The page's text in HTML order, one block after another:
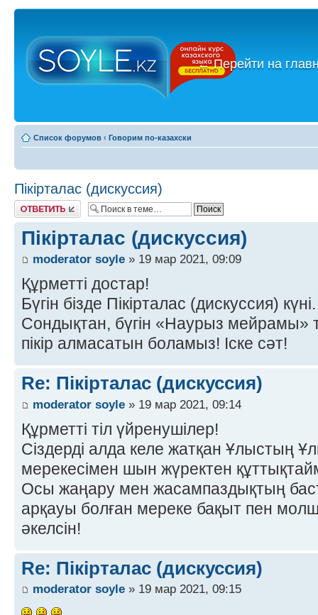
←Перейти на
Список форумов ‹ Говорим по-казахски
Пікірталас (дискуссия)
Ответить
Пікірталас (дискуссия)
moderator soyle » 19 мар 2021, 09:09
Құрметті достар!
Бүгін бізде Пікірталас (дискуссия) күні.
Сондықтан, бүгін «Наурыз мейрамы»
пікір алмасатын боламыз! Іске сәт!
Re: Пікірталас (дискуссия)
moderator soyle » 19 мар 2021, 09:14
Құрметті тіл үйренушілер!
Сіздерді алда келе жатқан Ұлыстың
мерекесімен шын жүректен
Осы жаңару мен жасампаздықтың
арқауы болған мереке бақыт пен
әкелсін!
Re: Пікірталас (дискуссия)
moderator soyle » 19 мар 2021, 09:15